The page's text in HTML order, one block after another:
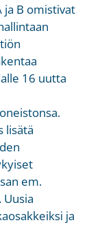
ja B omistivat
16 uutta
lisätä
em.
ja